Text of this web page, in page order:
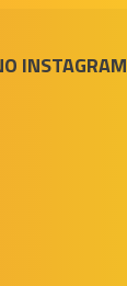
INSTAGRAM